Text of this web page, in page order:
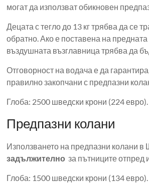
могат да използват обикновен
Децата с тегло до 13 кг трябва да се
обратно. Ако е поставена на предната
въздушната възглавница трябва да
Отговорност на водача е да
правилно закопчани с предпазни
Глоба: 2500 шведски крони (224 евро).
Предпазни колани
Използването на предпазни колани
задължително за пътниците отпред
Глоба: 1500 шведски крони (134 евро).